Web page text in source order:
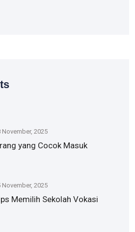
November, 2025
yang Cocok Masuk
November, 2025
Memilih Sekolah Vokasi